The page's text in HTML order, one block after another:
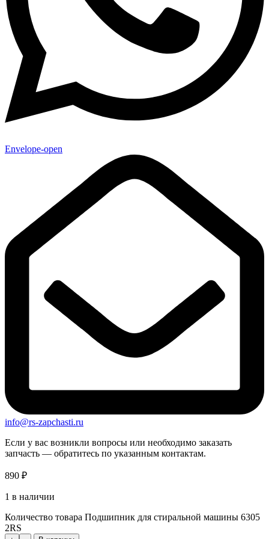
Envelope-open
info@rs-zapchasti.ru
Если у вас возникли вопросы или необходимо заказать
запчасть — обратитесь по указанным контактам.
890 ₽
1 в наличии
Количество товара Подшипник для стиральной машины 6305
2RS